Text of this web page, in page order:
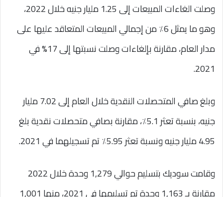
وصلت الغاءات المبيعات إلى 1.25 مليار جنيه خلال 2022،
وهو ما يمثل 6٪ من إجمالي المبيعات المتعاقد عليها على
مدار العام، مقارنة بإلغاءات وصلت نسبتها إلى 17% في
2021.
وبلغ صافي المتحصلات النقدية خلال العام إلى 7.02 مليار
جنيه، بنسبة تعثر 5.1٪، مقارنة بصافي متحصلات نقدية بلغ
4.95 مليار جنيه ونسبة تعثر 5.95٪ تم تسجيلهما في 2021.
وقامت سوديك بتسليم حوالي 1,279 وحدة خلال 2022
مقارنة بـ 1,163 وحدة تم تسليمها في 2021، منها 1,001